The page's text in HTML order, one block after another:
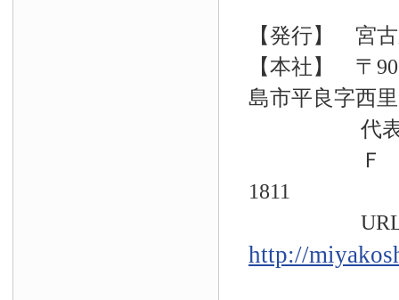
【発行】 宮
【本社】 〒
島市平良字西
代表電話
Ｆ Ａ
1811
URL
http://